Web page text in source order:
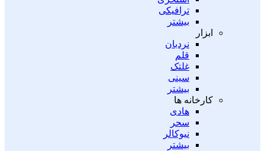
ترافیکی
بیشتر
ابزار
نردبان
قلم
غلتک
سینی
بیشتر
کارخانه ها
هادی
سحر
نیوکالر
بیشتر